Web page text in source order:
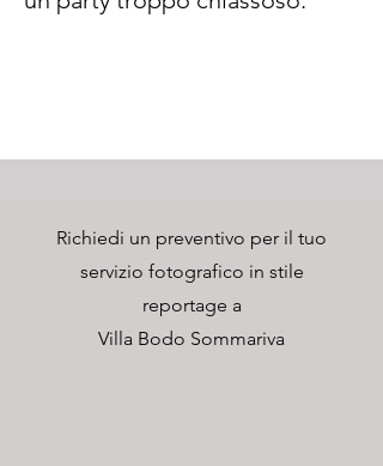
Richiedi un preventivo per il tuo
servizio fotografico in stile
reportage a
Villa Bodo Sommariva